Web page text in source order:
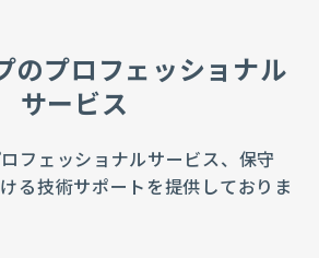
のプロフェッショナル
サービス
フェッショナルサービス、保守
る技術サポートを提供しておりま